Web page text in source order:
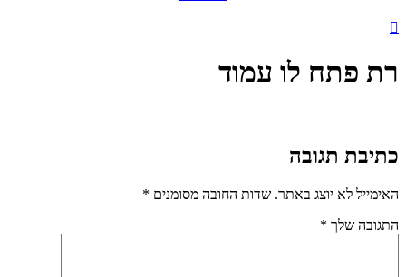
רת פתח לו עמוד
כתיבת תגובה
האימייל לא יוצג באתר. שדות החובה מסומנים *
התגובה שלך *